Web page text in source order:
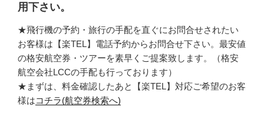
用下さい。
★飛行機の予約・旅行の手配を直ぐにお問合せされたい
お客様は【楽TEL】電話予約からお問合せ下さい。最安値
の格安航空券・ツアーを素早くご提案致します。（格安
航空会社LCCの手配も行っております）
★まずは、料金確認したあと【楽TEL】対応ご希望のお客
様はコチラ(航空券検索へ)